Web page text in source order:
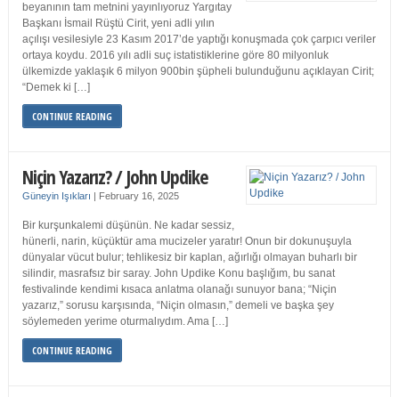
beyanının tam metnini yayınlıyoruz Yargıtay
Başkanı İsmail Rüştü Cirit, yeni adli yılın
açılışı vesilesiyle 23 Kasım 2017’de yaptığı konuşmada çok çarpıcı veriler
ortaya koydu. 2016 yılı adli suç istatistiklerine göre 80 milyonluk
ülkemizde yaklaşık 6 milyon 900bin şüpheli bulunduğunu açıklayan Cirit;
“Demek ki […]
CONTINUE READING
Niçin Yazarız? / John Updike
Güneyin Işıkları | February 16, 2025
Bir kurşunkalemi düşünün. Ne kadar sessiz,
hünerli, narin, küçüktür ama mucizeler yaratır! Onun bir dokunuşuyla
dünyalar vücut bulur; tehlikesiz bir kaplan, ağırlığı olmayan buharlı bir
silindir, masrafsız bir saray. John Updike Konu başlığım, bu sanat
festivalinde kendimi kısaca anlatma olanağı sunuyor bana; “Niçin
yazarız,” sorusu karşısında, “Niçin olmasın,” demeli ve başka şey
söylemeden yerime oturmalıydım. Ama […]
CONTINUE READING